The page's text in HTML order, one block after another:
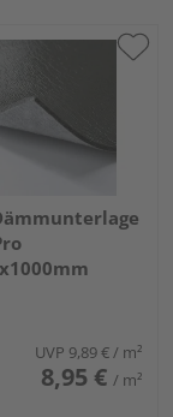
UVP 9,89 €/ m²
8,95 € / m²